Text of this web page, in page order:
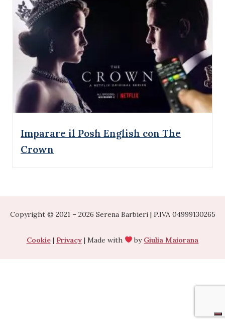
Imparare il Posh English con The
Crown
Copyright © 2021 – 2026 Serena Barbieri | P.IVA 04999130265
Cookie| Privacy| Made with by Giulia Maiorana